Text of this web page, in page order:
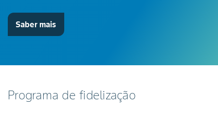
Saber mais
Programa de fidelização